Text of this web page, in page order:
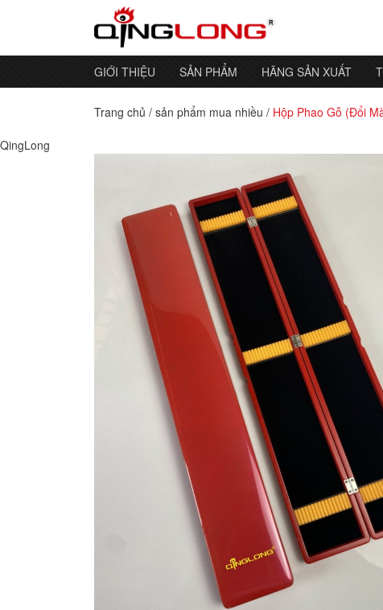
GIỚI THIỆU SẢN PHẨM HÃNG SẢN XUẤT
Trang chủ / sản phẩm mua nhiều / Hộp Phao Gỗ (Đổi
QingLong